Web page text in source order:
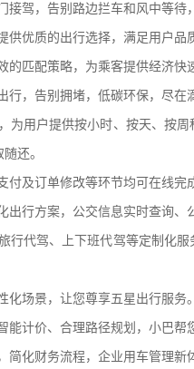
接驾，告别路边拦车和风中等待
优质的出行选择，满足用户品
匹配策略，为乘客提供经济快
，告别拥堵，低碳环保，尽在
为用户提供按小时、按天、按
还。
付及订单修改等环节均可在线完
出行方案，公交信息实时查询、
行代驾、上下班代驾等定制化
场景，让您尊享五星出行服务。
能计价、合理路径规划，小巴帮
简化财务流程，企业用车管理新